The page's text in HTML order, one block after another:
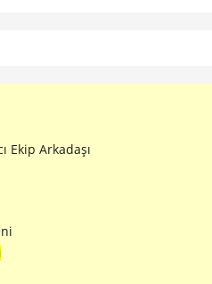
Ekip Arkadaşı